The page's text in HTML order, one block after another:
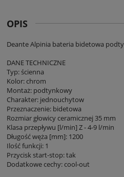
OPIS
Deante Alpinia bateria bidetowa
DANE TECHNICZNE
Typ: ścienna
Kolor: chrom
Montaż: podtynkowy
Charakter: jednouchytow
Przeznaczenie: bidetowa
Rozmiar głowicy ceramicznej 35 mm
Klasa przepływu [l/min] Z - 4-9 l/min
Długość węża [mm]: 1200
Ilość funkcji: 1
Przycisk start-stop: tak
Dodatkowe cechy: cool-out